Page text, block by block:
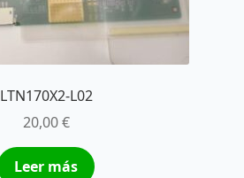
LTN170X2-L02
20,00€
Leer más